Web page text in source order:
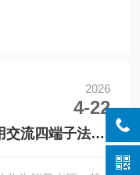
于电子制造、汽
与变压器研发生
。1962年：更名菊
量仪器主业。1965
2026
4-22
交流四端子法进